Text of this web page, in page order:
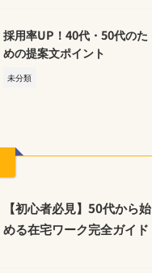
採用率UP！40代・50代のた
めの提案文ポイント
未分類
【初心者必見】50代から始
める在宅ワーク完全ガイド